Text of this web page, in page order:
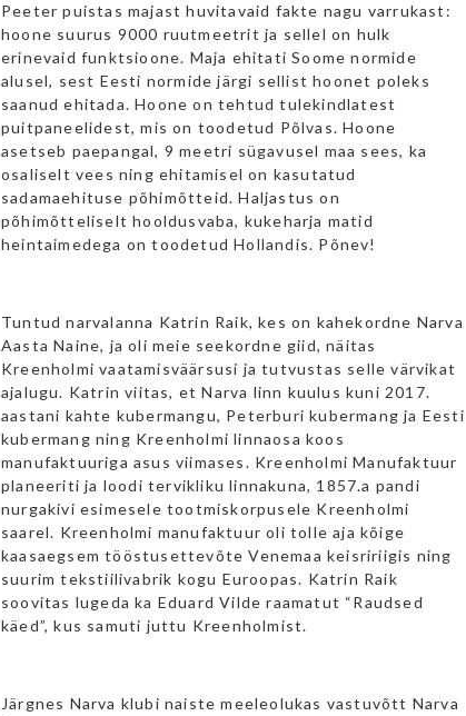
Peeter puistas majast huvitavaid fakte nagu varrukast:
hoone suurus 9000 ruutmeetrit ja sellel on hulk
erinevaid funktsioone. Maja ehitati Soome normide
alusel, sest Eesti normide järgi sellist hoonet poleks
saanud ehitada. Hoone on tehtud tulekindlatest
puitpaneelidest, mis on toodetud Põlvas. Hoone
asetseb paepangal, 9 meetri sügavusel maa sees, ka
osaliselt vees ning ehitamisel on kasutatud
sadamaehituse põhimõtteid. Haljastus on
põhimõtteliselt hooldusvaba, kukeharja matid
heintaimedega on toodetud Hollandis. Põnev!
Tuntud narvalanna Katrin Raik, kes on kahekordne Narva
Aasta Naine, ja oli meie seekordne giid, näitas
Kreenholmi vaatamisväärsusi ja tutvustas selle värvikat
ajalugu. Katrin viitas, et Narva linn kuulus kuni 2017.
aastani kahte kubermangu, Peterburi kubermang ja Eesti
kubermang ning Kreenholmi linnaosa koos
manufaktuuriga asus viimases. Kreenholmi Manufaktuur
planeeriti ja loodi tervikliku linnakuna, 1857.a pandi
nurgakivi esimesele tootmiskorpusele Kreenholmi
saarel. Kreenholmi manufaktuur oli tolle aja kõige
kaasaegsem tööstusettevõte Venemaa keisririigis ning
suurim tekstiilivabrik kogu Euroopas. Katrin Raik
soovitas lugeda ka Eduard Vilde raamatut “Raudsed
käed”, kus samuti juttu Kreenholmist.
Järgnes Narva klubi naiste meeleolukas vastuvõtt Narva